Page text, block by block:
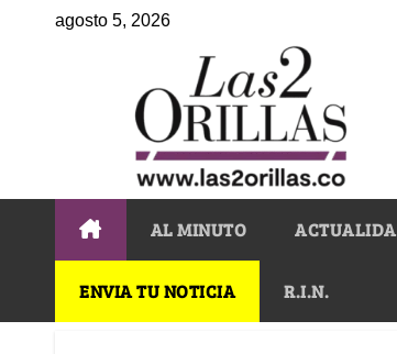
agosto 5, 2026
AL MINUTO
ENVIA TU NOTICIA R.I.N.